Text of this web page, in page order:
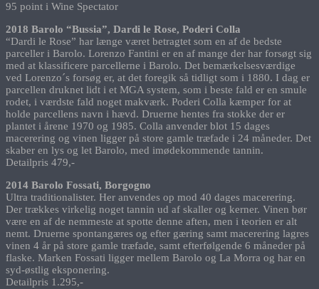
95 point i Wine Spectator
2018 Barolo “Bussia”, Dardi le Rose, Poderi Colla
“Dardi le Rose” har længe været betragtet som en af de bedste
parceller i Barolo. Lorenzo Fantini er en af mange der har forsøgt sig
med at klassificere parcellerne i Barolo. Det bemærkelsesværdige
ved Lorenzo´s forsøg er, at det foregik så tidligt som i 1880. I dag er
parcellen druknet lidt i et MGA system, som i beste fald er en smule
rodet, i værdste fald noget makværk. Poderi Colla kæmper for at
holde parcellens navn i hævd. Druerne hentes fra stokke der er
plantet i årene 1970 og 1985. Colla anvender blot 15 dages
macerering og vinen ligger på store gamle træfade i 24 måneder. Det
skaber en lys og let Barolo, med imødekommende tannin.
Detailpris 479,-
2014 Barolo Fossati, Borgogno
Ultra traditionalister. Her anvendes op mod 40 dages macerering.
Der trækkes virkelig noget tannin ud af skaller og kerner. Vinen bør
være en af de nemmeste at spotte denne aften, men i teorien er alt
nemt. Druerne spontangæres og efter gæring samt macerering lagres
vinen 4 år på store gamle træfade, samt efterfølgende 6 måneder på
flaske. Marken Fossati ligger mellem Barolo og La Morra og har en
syd-østlig eksponering.
Detailpris 1.295,-